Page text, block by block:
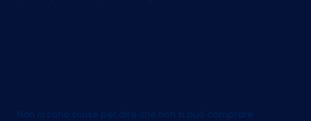
Non ci sono scuse per dire che non si può comprare